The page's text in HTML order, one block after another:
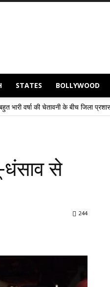
STATES BOLLYWOOD
के बीच जिला प्रशासन अलर्ट, सभी विभागों
धंसाव से
244